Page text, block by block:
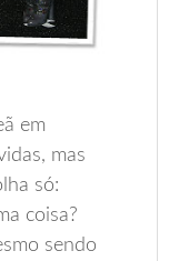
em
mas
só:
coisa?
sendo